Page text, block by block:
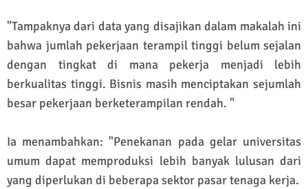
"Tampaknya dari data yang disajikan dalam makalah ini
bahwa jumlah pekerjaan terampil tinggi belum sejalan
dengan tingkat di mana pekerja menjadi lebih
berkualitas tinggi. Bisnis masih menciptakan sejumlah
besar pekerjaan berketerampilan rendah. "
Ia menambahkan: "Penekanan pada gelar universitas
umum dapat memproduksi lebih banyak lulusan dari
yang diperlukan di beberapa sektor pasar tenaga kerja.